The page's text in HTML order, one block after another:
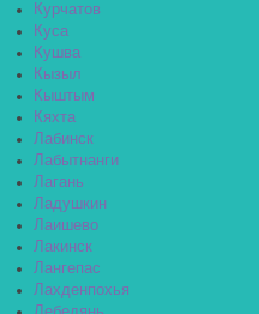
Курчатов
Куса
Кушва
Кызыл
Кыштым
Кяхта
Лабинск
Лабытнанги
Лагань
Ладушкин
Лаишево
Лакинск
Лангепас
Лахденпохья